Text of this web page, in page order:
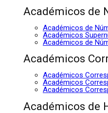
Académicos de
Académicos de
Académicos
Académicos de
Académicos
Académicos
Académicos
Académicos
Académicos de